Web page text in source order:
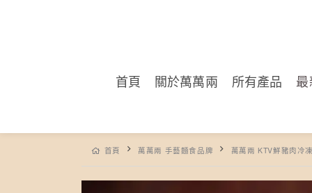
首頁 關於萬萬兩 所有產品
首頁 萬萬兩 手藝麵食品牌 萬萬兩 KTV鮮豬肉冷